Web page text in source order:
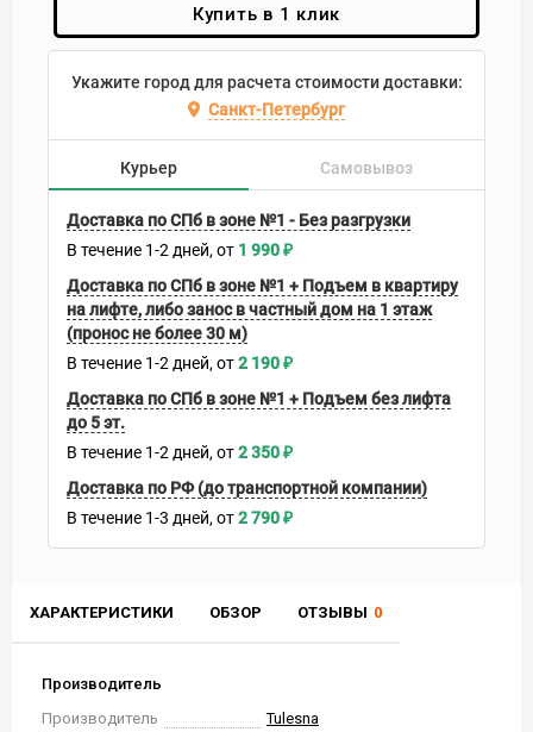
ХАРАКТЕРИСТИКИ ОБЗОР ОТЗЫВЫ 0
Производитель
Производитель
Tulesna
Купить в 1 клик
Укажите город для расчета стоимости доставки:
Санкт-Петербург
Курьер Самовывоз
Доставка по СПб в зоне №1 - Без разгрузки
В течение 1-2 дней 1 990₽
Доставка по СПб в зоне №1 + Подъем в квартиру
на лифте, либо занос в частный дом на 1 этаж
(пронос не более 30 м)
В течение 1-2 дней 2 190₽
Доставка по СПб в зоне №1 + Подъем без лифта
до 5 эт.
В течение 1-2 дней 2 350₽
Доставка по РФ (до транспортной компании)
В течение 1-3 дней 2 790₽